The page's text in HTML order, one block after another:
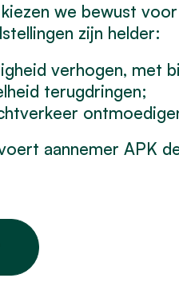
we bewust
zijn helder:
verhogen, met
terugdringen;
aannemer APK